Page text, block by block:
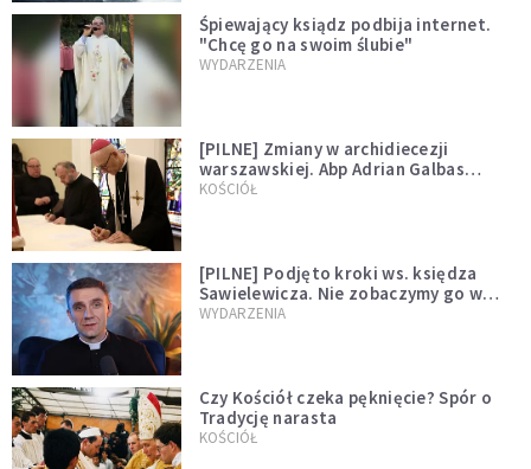
Śpiewający ksiądz podbija internet.
"Chcę go na swoim ślubie"
WYDARZENIA
[PILNE] Zmiany w archidiecezji
warszawskiej. Abp Adrian Galbas
wręczył dekrety nowym proboszczom
KOŚCIÓŁ
[PILNE] Podjęto kroki ws. księdza
Sawielewicza. Nie zobaczymy go w
mediach
WYDARZENIA
Czy Kościół czeka pęknięcie? Spór o
Tradycję narasta
KOŚCIÓŁ